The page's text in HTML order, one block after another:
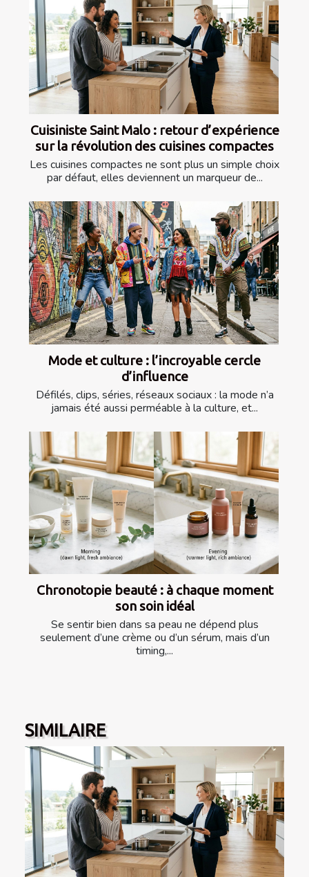
Cuisiniste Saint Malo : retour d’expérience
sur la révolution des cuisines compactes
Les cuisines compactes ne sont plus un simple choix
par défaut, elles deviennent un marqueur de...
Mode et culture : l’incroyable cercle
d’influence
Défilés, clips, séries, réseaux sociaux : la mode n’a
jamais été aussi perméable à la culture, et...
Chronotopie beauté : à chaque moment
son soin idéal
Se sentir bien dans sa peau ne dépend plus
seulement d’une crème ou d’un sérum, mais d’un
timing,...
SIMILAIRE